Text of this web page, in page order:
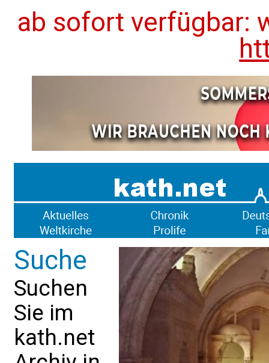
ab sofort verfügbar:
Suche
Suchen
Sie im
kath.net